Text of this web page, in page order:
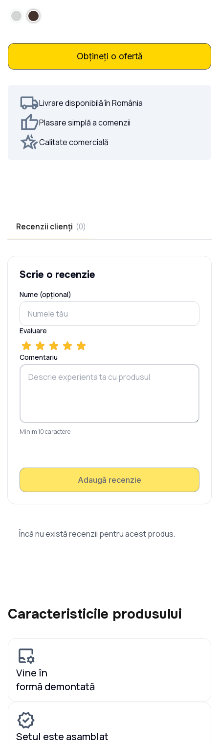
Obțineți o ofertă
Livrare disponibilă în România
Plasare simplă a comenzii
Calitate comercială
Recenzii clienți (0)
Scrie o recenzie
Nume (opțional)
Evaluare
Comentariu
Minim 10 caractere
Adaugă recenzie
Încă nu există recenzii pentru acest produs.
Caracteristicile produsului
Vine în
formă demontată
Setul este asamblat